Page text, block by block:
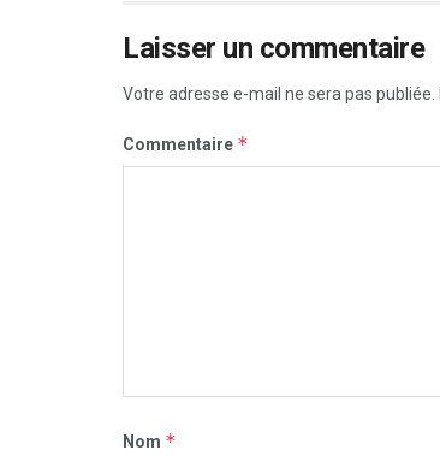
Laisser un commentaire
Votre adresse e-mail ne sera pas publiée.
Commentaire *
Nom *